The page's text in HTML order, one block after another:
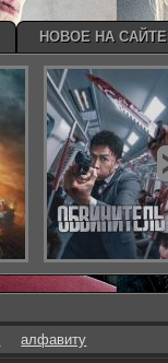
алфавиту
НОВОЕ НА САЙТЕ